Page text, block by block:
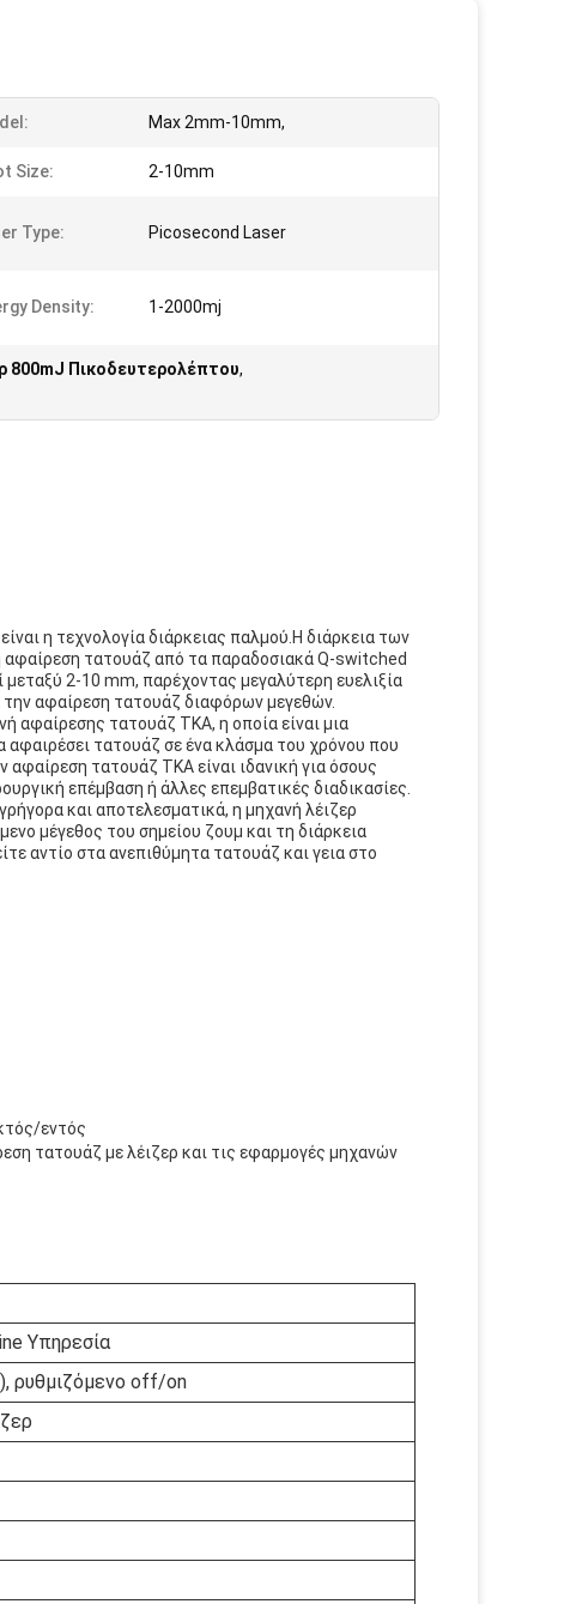
Max 2mm-10mm,
Size: 2-10mm
Type: Picosecond Laser
Density: 1-2000mj
800mJ Πικοδευτερολέπτου,
η τεχνολογία διάρκειας παλμού.Η διάρκεια των
τατουάζ από τα παραδοσιακά Q-switched
2-10 mm, παρέχοντας μεγαλύτερη ευελιξία
την αφαίρεση τατουάζ διαφόρων μεγεθών.
αφαίρεσης τατουάζ TKA, η οποία είναι μια
τατουάζ σε ένα κλάσμα του χρόνου που
αφαίρεση τατουάζ TKA είναι ιδανική για όσους
επέμβαση ή άλλες επεμβατικές διαδικασίες.
και αποτελεσματικά, η μηχανή λέιζερ
μέγεθος του σημείου ζουμ και τη διάρκεια
αντίο στα ανεπιθύμητα τατουάζ και γεια στο
εντός
τατουάζ με λέιζερ και τις εφαρμογές μηχανών
Υπηρεσία
ρυθμιζόμενο off/on